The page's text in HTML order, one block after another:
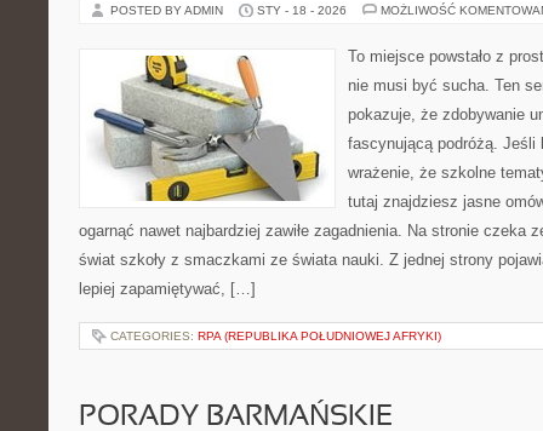
POSTED BY ADMIN STY - 18 - 2026 MOŻLIWOŚĆ
To miejsce powstało z
nie musi być sucha. Ten
pokazuje, że zdobywanie
fascynującą podróżą. Jeśli
wrażenie, że szkolne
tutaj znajdziesz jasne
ogarnąć nawet najbardziej zawiłe zagadnienia. Na stronie czeka
świat szkoły z smaczkami ze świata nauki. Z jednej strony
lepiej zapamiętywać, […]
CATEGORIES: RPA (REPUBLIKA POŁUDNIOWEJ AFRYKI)
PORADY BARMAŃSKIE